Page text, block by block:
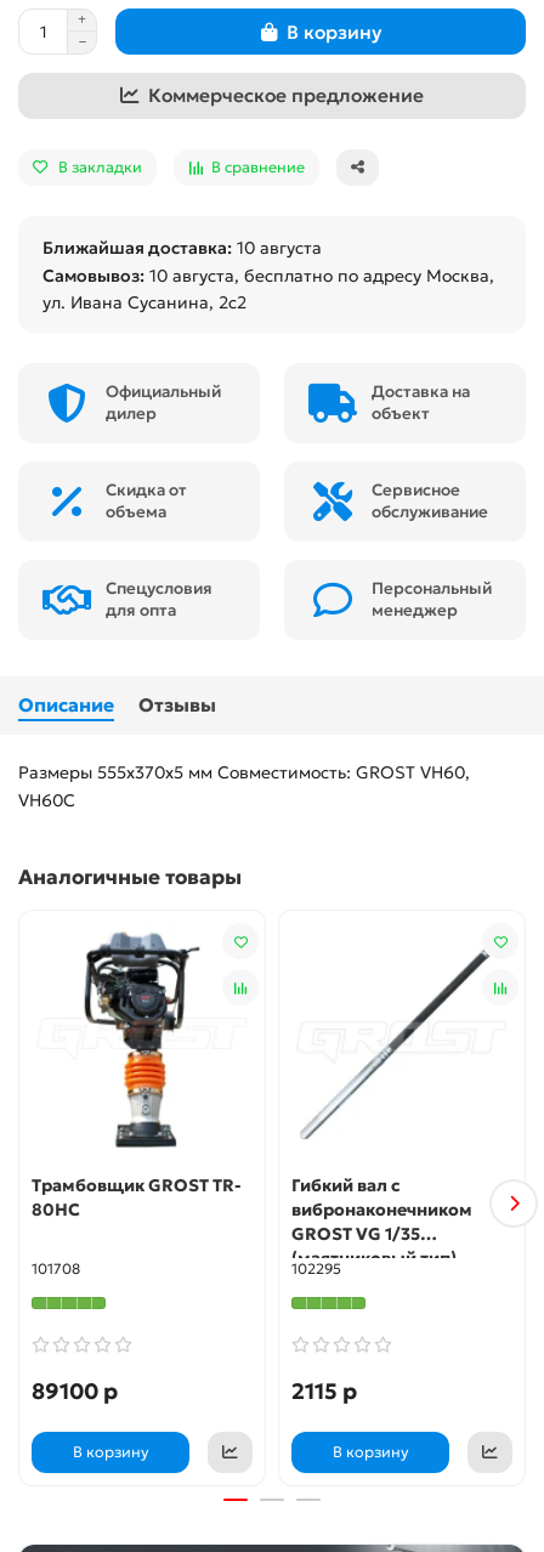
В корзину
Коммерческое предложение
В закладки В сравнение
Ближайшая доставка: 10 августа
Самовывоз: 10 августа, бесплатно по адресу Москва,
ул. Ивана Сусанина, 2с2
Официальный
дилер
Доставка на
объект
Скидка от
объема
Сервисное
обслуживание
Спецусловия
для опта
Персональный
менеджер
Описание Отзывы
Размеры 555х370х5 мм Совместимость: GROST VH60,
VH60C
Аналогичные товары
Трамбовщик GROST TR-
80HC
101708
89100 р
В корзину
Гибкий вал с
вибронаконечником
GROST VG 1/35
(маятниковый тип)
102295
2115 р
В корзину